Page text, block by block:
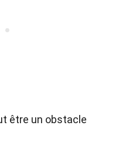
être un obstacle